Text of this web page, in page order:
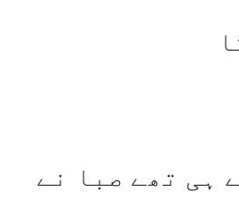
ہی تھے صبا نے